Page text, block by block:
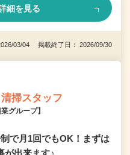
細を見る
03/04 掲載終了日： 2026/09/30
掃スタッフ
グループ】
で月1回でもOK！まずは